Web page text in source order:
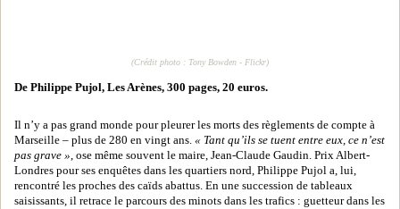
(Crédit photo : Tony Bowden - Flickr)
De Philippe Pujol, Les Arènes, 300 pages, 20 euros.
Il n’y a pas grand monde pour pleurer les morts des règlements de compte à
Marseille – plus de 280 en vingt ans. « Tant qu’ils se tuent entre eux, ce n’est
pas grave », ose même souvent le maire, Jean-Claude Gaudin. Prix Albert-
Londres pour ses enquêtes dans les quartiers nord, Philippe Pujol a, lui,
rencontré les proches des caïds abattus. En une succession de tableaux
saisissants, il retrace le parcours des minots dans les trafics : guetteur dans les